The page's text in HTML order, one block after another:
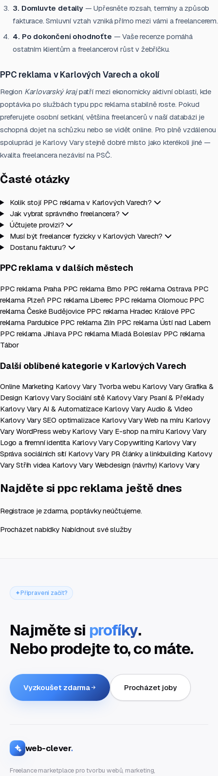
3. Domluvte detaily— Upřesněte rozsah, termíny a způsob
fakturace. Smluvní vztah vzniká přímo mezi vámi a freelancerem.
4. Po dokončení ohodnoťte — Vaše recenze pomáhá
ostatním klientům a freelancerovi růst v žebříčku.
PPC reklama v Karlových Varech a okolí
Region Karlovarský krajpatří mezi ekonomicky aktivní oblasti, kde
poptávka po službách typu ppc reklama stabilně roste. Pokud
preferujete osobní setkání, většina freelancerů v naší databázi je
schopná dojet na schůzku nebo se vidět online. Pro plně vzdálenou
spolupráci je Karlovy Vary stejně dobré místo jako kterékoli jiné —
kvalita freelancera nezávisí na PSČ.
Časté otázky
Kolik stojí PPC reklama v Karlových Varech?
Jak vybrat správného freelancera?
Účtujete provizi?
Musí být freelancer fyzicky v Karlových Varech?
Dostanu fakturu?
PPC reklama v dalších městech
PPC reklama Praha PPC reklama Brno PPC reklama Ostrava PPC
reklama Plzeň PPC reklama Liberec PPC reklama Olomouc PPC
reklama České Budějovice PPC reklama Hradec Králové PPC
reklama Pardubice PPC reklama Zlín PPC reklama Ústí nad Labem
PPC reklama Jihlava PPC reklama Mladá Boleslav PPC reklama
Tábor
Další oblíbené kategorie v Karlových Varech
Online Marketing Karlovy Vary Tvorba webu Karlovy VaryGrafika &
Design Karlovy VarySociální sítě Karlovy Vary Psaní & Překlady
Karlovy Vary AI & Automatizace Karlovy VaryAudio & Video
Karlovy Vary SEO optimalizace Karlovy VaryWeb na míru Karlovy
VaryWordPress weby Karlovy Vary E-shop na míru Karlovy Vary
Logo a firemní identita Karlovy VaryCopywriting Karlovy Vary
Správa sociálních sítí Karlovy Vary PR články a linkbuilding Karlovy
VaryStřih videa Karlovy Vary Webdesign (návrhy) Karlovy Vary
Najděte si ppc reklama ještě dnes
Registrace je zdarma, poptávky neúčtujeme.
Procházet nabídky Nabídnout své služby
Připraveni začít?
Najměte si profíky.
Nebo prodejte to, co máte.
Vyzkoušet zdarma Procházet joby
web-clever.
Freelance marketplace pro tvorbu webů, marketing,